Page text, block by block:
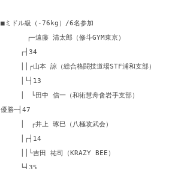
■ミドル級（-76kg）/6名参加
┌─遠藤 清太郎（修斗GYM東京）
┌┤34
││┌山本 諒（総合格闘技道場STF浦和支部）
│└┤13
│ └田中 信一（和術慧舟會岩手支部）
優勝─┤47
│ ┌井上 琢巳（八極攻武会）
│┌┤14
││└吉田 祐司（KRAZY BEE）
└┤35